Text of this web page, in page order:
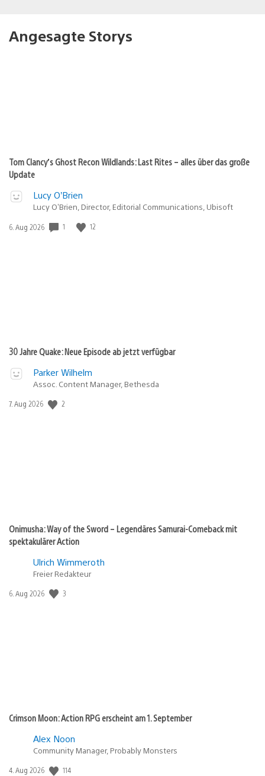
Angesagte Storys
Tom Clancy’s Ghost Recon Wildlands: Last Rites – alles über das große
Update
Lucy O’Brien
Lucy O’Brien, Director, Editorial Communications, Ubisoft
Veröffentlichungsdatum:
6. Aug 2026 1 12
30 Jahre Quake: Neue Episode ab jetzt verfügbar
Parker Wilhelm
Assoc. Content Manager, Bethesda
Veröffentlichungsdatum:
7. Aug 2026 2
Onimusha: Way of the Sword – Legendäres Samurai-Comeback mit
spektakulärer Action
Ulrich Wimmeroth
Freier Redakteur
Veröffentlichungsdatum:
6. Aug 2026 3
Crimson Moon: Action RPG erscheint am 1. September
Alex Noon
Community Manager, Probably Monsters
Veröffentlichungsdatum:
4. Aug 2026 114